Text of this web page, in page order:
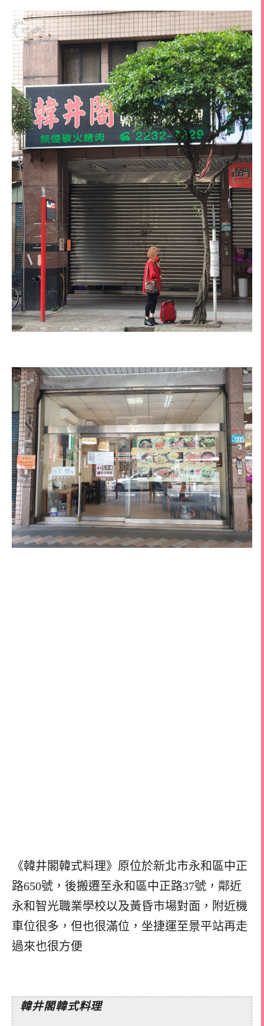
《韓井閣韓式料理》原位於新北市永和區中正
路650號，後搬遷至永和區中正路37號，鄰近
永和智光職業學校以及黃昏市場對面，附近機
車位很多，但也很滿位，坐捷運至景平站再走
過來也很方便
韓井閣韓式料理